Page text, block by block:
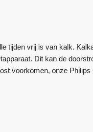
tijden vrij is van kalk.
Dit kan de
voorkomen, onze